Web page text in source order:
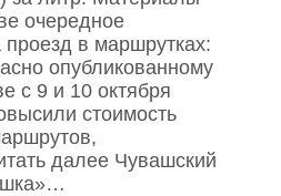
очередное
в маршрутках:
опубликованному
с 9 и 10 октября
стоимость
далее Чувашский